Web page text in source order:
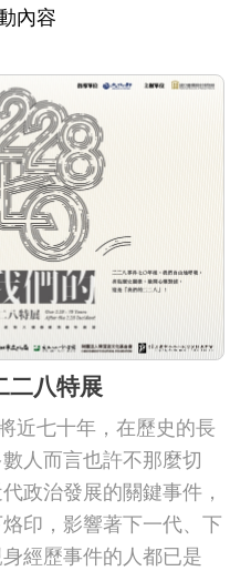
內容
二八特展
近七十年，在歷史的長
人而言也許不那麼切
政治發展的關鍵事件，
印，影響著下一代、下
經歷事件的人都已是